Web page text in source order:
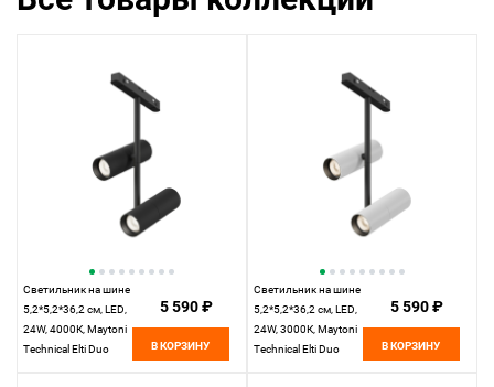
Светильник на шине
5,2*5,2*36,2 см, LED,
24W, 4000К, Maytoni
Technical Elti Duo
5 590 ₽
В КОРЗИНУ
Светильник на шине
5,2*5,2*36,2 см, LED,
24W, 3000К, Maytoni
Technical Elti Duo
5 590 ₽
В КОРЗИНУ